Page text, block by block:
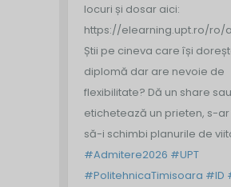
locuri și dosar aici:
https://elearning.upt.ro/ro/
Știi pe cineva care își
diplomă dar are nevoie de
flexibilitate? Dă un share sau
etichetează un prieten, s-
să-i schimbi planurile de
#Admitere2026 #UPT
#PolitehnicaTimisoara #ID